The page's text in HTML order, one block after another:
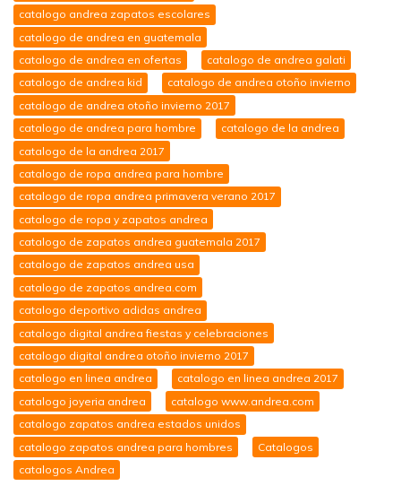
catalogo andrea zapatos escolares
catalogo de andrea en guatemala
catalogo de andrea en ofertas
catalogo de andrea galati
catalogo de andrea kid
catalogo de andrea otoño invierno
catalogo de andrea otoño invierno 2017
catalogo de andrea para hombre
catalogo de la andrea
catalogo de la andrea 2017
catalogo de ropa andrea para hombre
catalogo de ropa andrea primavera verano 2017
catalogo de ropa y zapatos andrea
catalogo de zapatos andrea guatemala 2017
catalogo de zapatos andrea usa
catalogo de zapatos andrea.com
catalogo deportivo adidas andrea
catalogo digital andrea fiestas y celebraciones
catalogo digital andrea otoño invierno 2017
catalogo en linea andrea
catalogo en linea andrea 2017
catalogo joyeria andrea
catalogo www.andrea.com
catalogo zapatos andrea estados unidos
catalogo zapatos andrea para hombres
Catalogos
catalogos Andrea